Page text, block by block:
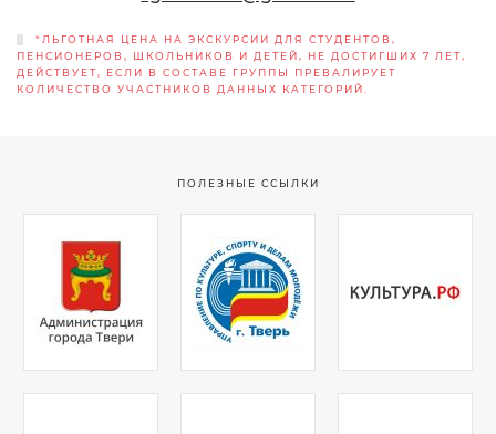
*ЛЬГОТНАЯ ЦЕНА НА ЭКСКУРСИИ ДЛЯ СТУДЕНТОВ,
ПЕНСИОНЕРОВ, ШКОЛЬНИКОВ И ДЕТЕЙ, НЕ ДОСТИГШИХ 7 ЛЕТ,
ДЕЙСТВУЕТ, ЕСЛИ В СОСТАВЕ ГРУППЫ ПРЕВАЛИРУЕТ
КОЛИЧЕСТВО УЧАСТНИКОВ ДАННЫХ КАТЕГОРИЙ.
ПОЛЕЗНЫЕ ССЫЛКИ